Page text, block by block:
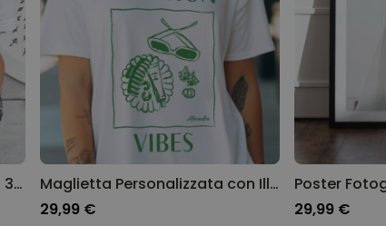
Maglietta Personalizzata con 3 Frasi
Maglietta Personalizzata con Illustrazione e Testo
29,99 €
29,99 €